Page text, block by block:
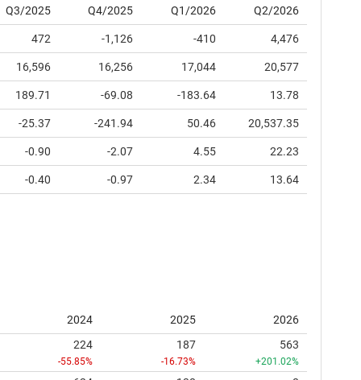
Q3/2025 Q4/2025 Q1/2026 Q2/2026
472 -1,126 -410 4,476
16,596 16,256 17,044 20,577
189.71 -69.08 -183.64 13.78
-25.37 -241.94 50.46 20,537.35
-0.90 -2.07 4.55 22.23
-0.40 -0.97 2.34 13.64
2024 2025
2026
224
-55.85%
187
-16.73%
563
+201.02%